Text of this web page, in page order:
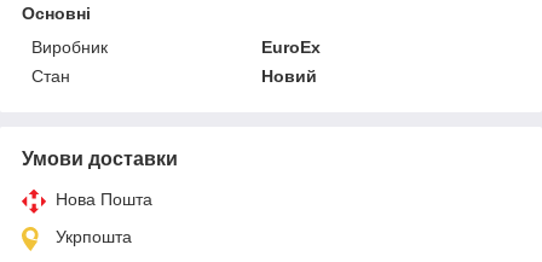
Основні
Виробник
EuroEx
Стан
Новий
Умови доставки
Нова Пошта
Укрпошта